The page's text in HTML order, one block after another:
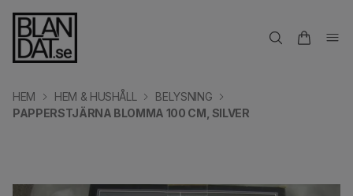
HEM HEM & HUSHÅLL
BELYSNING
PAPPERSTJÄRNA BLOMMA 100 CM, SILVER